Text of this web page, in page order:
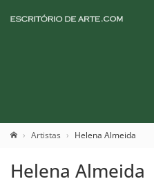
Artistas Helena Almeida
Helena Almeida